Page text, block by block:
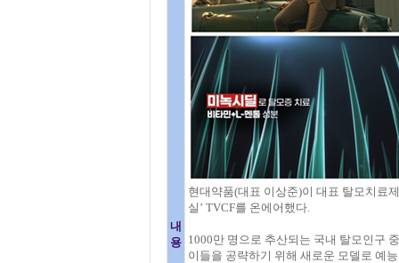
내
용
현대약품(대표 이상준)이 대표 탈모치료
실’ TVCF를 온에어했다.
1000만 명으로 추산되는 국내 탈모인구
이들을 공략하기 위해 새로운 모델로 예